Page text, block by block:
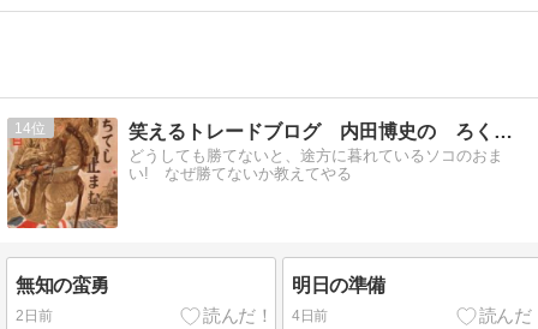
14 笑えるトレードブログ 内田博史の ろくでなし日記
どうしても勝てないと、途方に暮れているソコのおま
い! なぜ勝てないか教えてやる
無知の蛮勇
2日前
明日の準備
4日前